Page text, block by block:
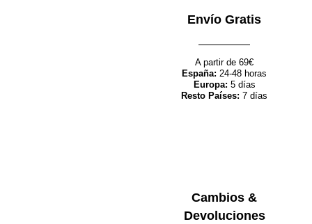
Envío Gratis
A partir de 69€
España: 24-48 horas
Europa: 5 días
Resto Países: 7 días
Cambios &
Devoluciones